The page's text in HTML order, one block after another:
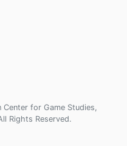
for Game Studies,
Rights Reserved.